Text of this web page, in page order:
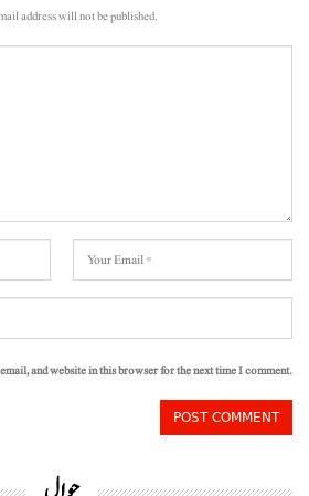
address will not be published.
and website in this browser for the next time I comment.